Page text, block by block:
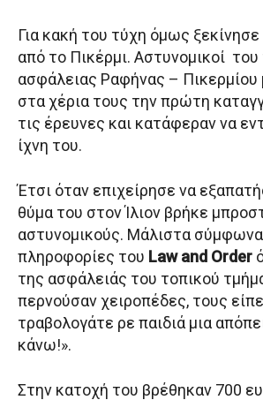
Για κακή του τύχη όμως
από το Πικέρμι. Αστυνομικοί
ασφάλειας Ραφήνας – Πικερμίου
στα χέρια τους την πρώτη
τις έρευνες και κατάφεραν να
ίχνη του.
Έτσι όταν επιχείρησε να
θύμα του στον Ίλιον βρήκε
αστυνομικούς. Μάλιστα
πληροφορίες του Law and Order
της ασφάλειάς του τοπικού
περνούσαν χειροπέδες, τους
τραβολογάτε ρε παιδιά μια
κάνω!».
Στην κατοχή του βρέθηκαν 700